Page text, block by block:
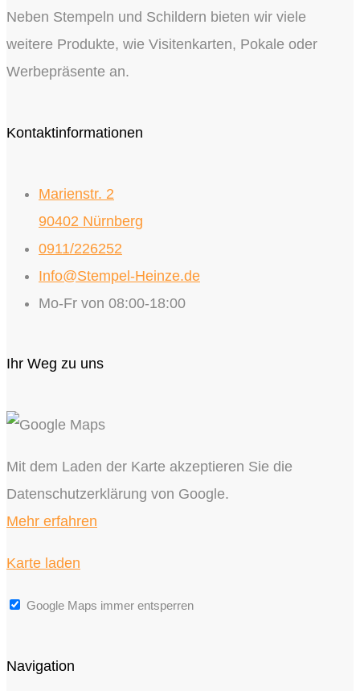
Neben Stempeln und Schildern bieten wir viele
weitere Produkte, wie Visitenkarten, Pokale oder
Werbepräsente an.
Kontaktinformationen
Marienstr. 2
90402 Nürnberg
0911/226252
Info@Stempel-Heinze.de
Mo-Fr von 08:00-18:00
Ihr Weg zu uns
Mit dem Laden der Karte akzeptieren Sie die
Datenschutzerklärung von Google.
Mehr erfahren
Karte laden
Google Maps immer entsperren
Navigation